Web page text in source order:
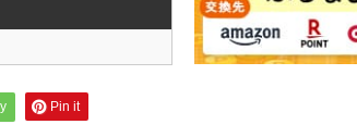
Pin it